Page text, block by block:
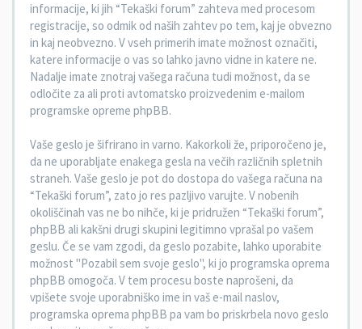
informacije, ki jih “Tekaški forum” zahteva med procesom
registracije, so odmik od naših zahtev po tem, kaj je obvezno
in kaj neobvezno. V vseh primerih imate možnost označiti,
katere informacije o vas so lahko javno vidne in katere ne.
Nadalje imate znotraj vašega računa tudi možnost, da se
odločite za ali proti avtomatsko proizvedenim e-mailom
programske opreme phpBB.
Vaše geslo je šifrirano in varno. Kakorkoli že, priporočeno je,
da ne uporabljate enakega gesla na večih različnih spletnih
straneh. Vaše geslo je pot do dostopa do vašega računa na
“Tekaški forum”, zato jo res pazljivo varujte. V nobenih
okoliščinah vas ne bo nihče, ki je pridružen “Tekaški forum”,
phpBB ali kakšni drugi skupini legitimno vprašal po vašem
geslu. Če se vam zgodi, da geslo pozabite, lahko uporabite
možnost "Pozabil sem svoje geslo", ki jo programska oprema
phpBB omogoča. V tem procesu boste naprošeni, da
vpišete svoje uporabniško ime in vaš e-mail naslov,
programska oprema phpBB pa vam bo priskrbela novo geslo